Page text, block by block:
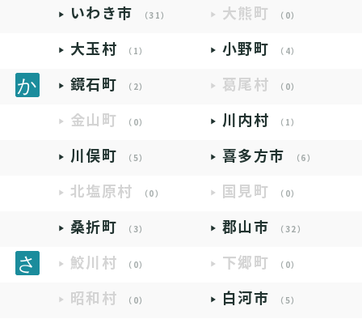
いわき市 （31） 大熊町 （0）
大玉村 （1） 小野町 （4）
鏡石町 （2） 葛尾村 （0）
金山町 （0） 川内村 （1）
川俣町 （5） 喜多方市 （6）
北塩原村 （0） 国見町 （0）
桑折町 （3） 郡山市 （32）
鮫川村 （0） 下郷町 （0）
昭和村 （0） 白河市 （5）